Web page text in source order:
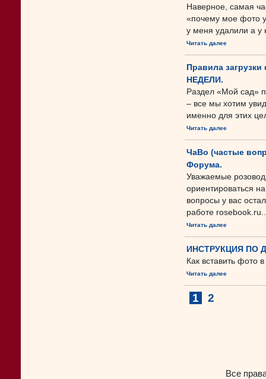
Наверное, самая
«почему мое фото
у меня удалили а у
Читать далее
Правила
НЕДЕЛИ.
Раздел «Мой сад»
– все мы хотим
именно для этих
Читать далее
ЧаВо (частые
Форума.
Уважаемые
ориентироваться
вопросы у вас
работе
Читать далее
ИНСТРУКЦИЯ ПО
Как вставить фото
Читать далее
1 2
Все